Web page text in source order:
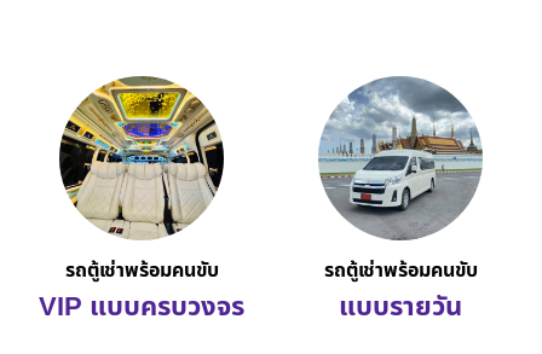
รถตู้เช่าพร้อมคนขับ
VIP แบบครบวงจร
รถตู้เช่าพร้อมคนขับ
แบบรายวัน